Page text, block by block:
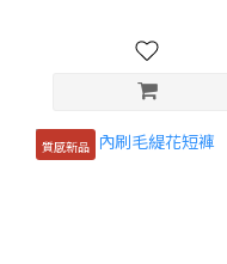
質感新品